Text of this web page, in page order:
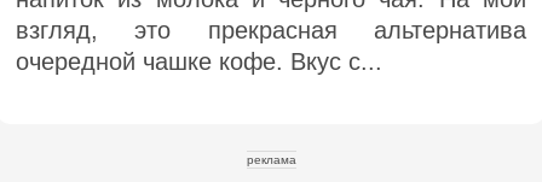
взгляд, это прекрасная альтернатива
очередной чашке кофе. Вкус с...
реклама